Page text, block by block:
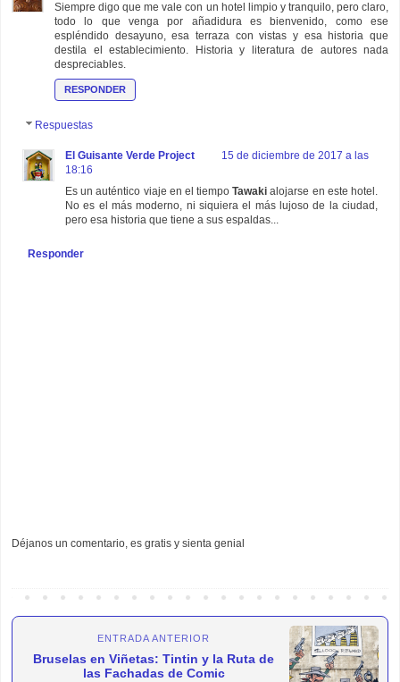
Siempre digo que me vale con un hotel limpio y tranquilo, pero claro,
todo lo que venga por añadidura es bienvenido, como ese
espléndido desayuno, esa terraza con vistas y esa historia que
destila el establecimiento. Historia y literatura de autores nada
despreciables.
RESPONDER
Respuestas
El Guisante Verde Project
15 de diciembre de 2017 a las
18:16
Es un auténtico viaje en el tiempoTawaki alojarse en este hotel.
No es el más moderno, ni siquiera el más lujoso de la ciudad,
pero esa historia que tiene a sus espaldas...
Responder
Déjanos un comentario, es gratis y sienta genial
ENTRADA ANTERIOR
Bruselas en Viñetas: Tintin y la Ruta de
las Fachadas de Comic